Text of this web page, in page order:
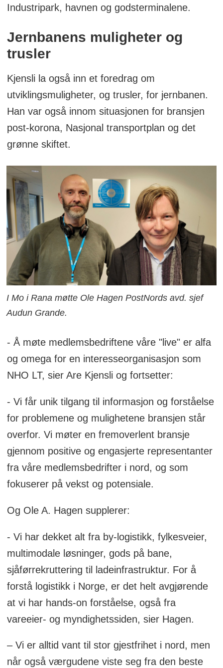
Industripark, havnen og godsterminalene.
Jernbanens muligheter og
trusler
Kjensli la også inn et foredrag om
utviklingsmuligheter, og trusler, for jernbanen.
Han var også innom situasjonen for bransjen
post-korona, Nasjonal transportplan og det
grønne skiftet.
I Mo i Rana møtte Ole Hagen PostNords avd. sjef
Audun Grande.
- Å møte medlemsbedriftene våre "live" er alfa
og omega for en interesseorganisasjon som
NHO LT, sier Are Kjensli og fortsetter:
- Vi får unik tilgang til informasjon og forståelse
for problemene og mulighetene bransjen står
overfor. Vi møter en fremoverlent bransje
gjennom positive og engasjerte representanter
fra våre medlemsbedrifter i nord, og som
fokuserer på vekst og potensiale.
Og Ole A. Hagen supplerer:
- Vi har dekket alt fra by-logistikk, fylkesveier,
multimodale løsninger, gods på bane,
sjåførrekruttering til ladeinfrastruktur. For å
forstå logistikk i Norge, er det helt avgjørende
at vi har hands-on forståelse, også fra
vareeier- og myndighetssiden, sier Hagen.
– Vi er alltid vant til stor gjestfrihet i nord, men
når også værgudene viste seg fra den beste